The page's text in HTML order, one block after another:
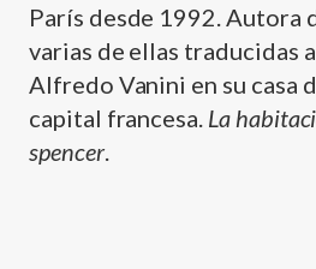
Parí­s desde 1992. Autora
varias de ellas traducidas
Alfredo Vanini en su casa
capital francesa. La
spencer.